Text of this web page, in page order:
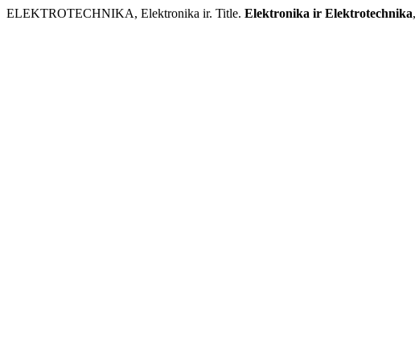
ELEKTROTECHNIKA, Elektronika ir. Title. Elektronika ir Elektrotechnika,